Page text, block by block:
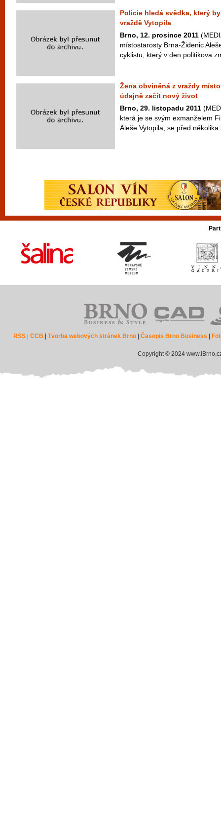
Policie hledá svědka, který
vraždě Vytopila
Brno, 12. prosince 2011
místostarosty Brna-Židenic
cyklistu, který v den politikova
Žena obviněná z vraždy
údajně začít nový život
Brno, 29. listopadu 2011
která je se svým exmanželem
Aleše Vytopila, se před
RSS |CCB |Tvorba webových stránek Brno |Časopis Brno Business
Copyright © 2024